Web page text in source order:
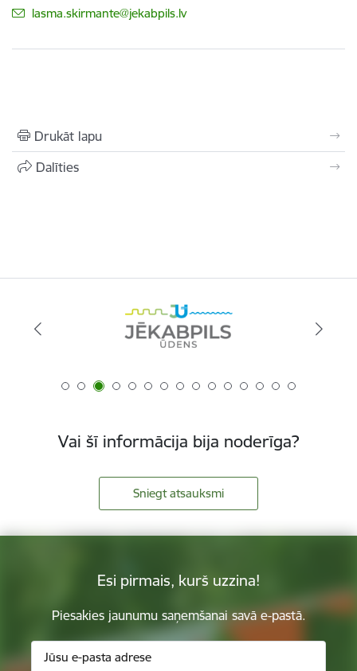
E-pasts:
lasma.skirmante@jekabpils.lv
Drukāt lapu
Dalīties
Vai šī informācija bija noderīga?
Sniegt atsauksmi
Esi pirmais, kurš uzzina!
Piesakies jaunumu saņemšanai savā e-pastā.